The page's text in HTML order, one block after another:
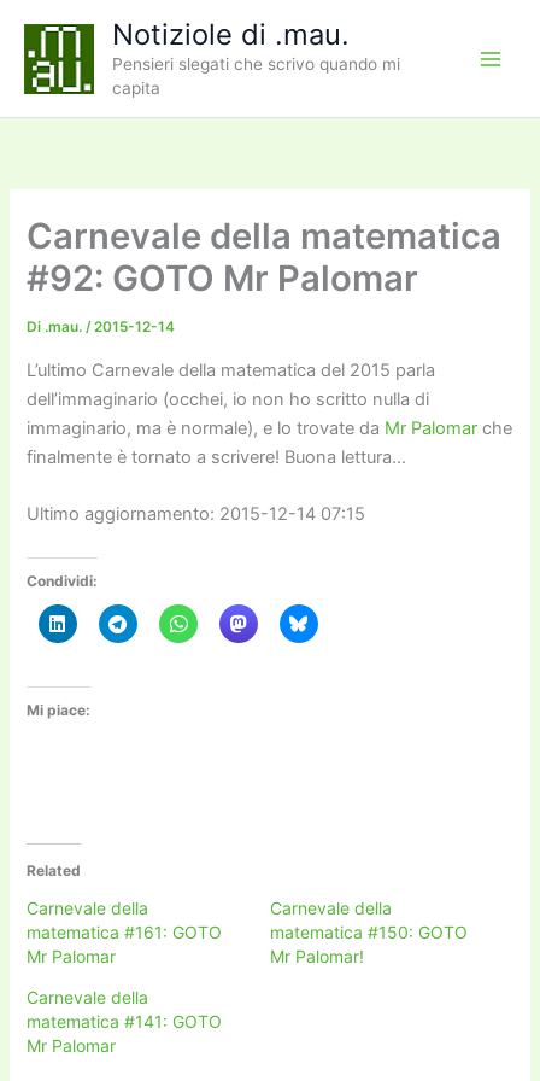
contenuto
Notiziole di .mau.
Pensieri slegati che scrivo quando mi
capita
Carnevale della matematica
#92: GOTO Mr Palomar
Di .mau./2015-12-14
L’ultimo Carnevale della matematica del 2015 parla
dell’immaginario (occhei, io non ho scritto nulla di
immaginario, ma è normale), e lo trovate da Mr Palomar che
finalmente è tornato a scrivere! Buona lettura…
Ultimo aggiornamento: 2015-12-14 07:15
Condividi:
Mi piace:
Related
Carnevale della
matematica #161: GOTO
Mr Palomar
Carnevale della
matematica #150: GOTO
Mr Palomar!
Carnevale della
matematica #141: GOTO
Mr Palomar